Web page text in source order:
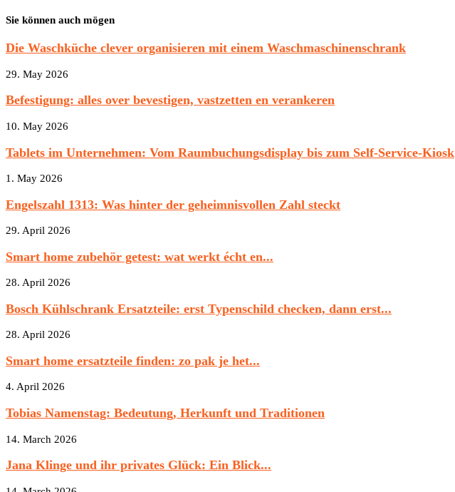
Sie können auch mögen
Die Waschküche clever organisieren mit einem Waschmaschinenschrank
29. May 2026
Befestigung: alles over bevestigen, vastzetten en verankeren
10. May 2026
Tablets im Unternehmen: Vom Raumbuchungsdisplay bis zum Self-Service-Kiosk
1. May 2026
Engelszahl 1313: Was hinter der geheimnisvollen Zahl steckt
29. April 2026
Smart home zubehör getest: wat werkt écht en...
28. April 2026
Bosch Kühlschrank Ersatzteile: erst Typenschild checken, dann erst...
28. April 2026
Smart home ersatzteile finden: zo pak je het...
4. April 2026
Tobias Namenstag: Bedeutung, Herkunft und Traditionen
14. March 2026
Jana Klinge und ihr privates Glück: Ein Blick...